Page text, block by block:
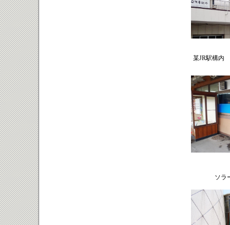
某JR駅構内
ソラ